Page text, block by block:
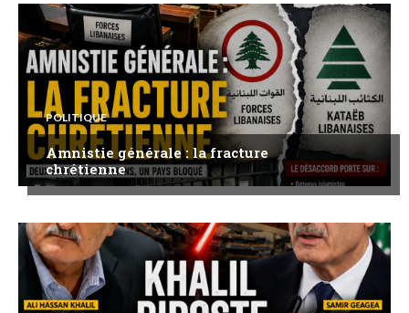
POLITIQUE
Amnistie générale : la fracture
chrétienne